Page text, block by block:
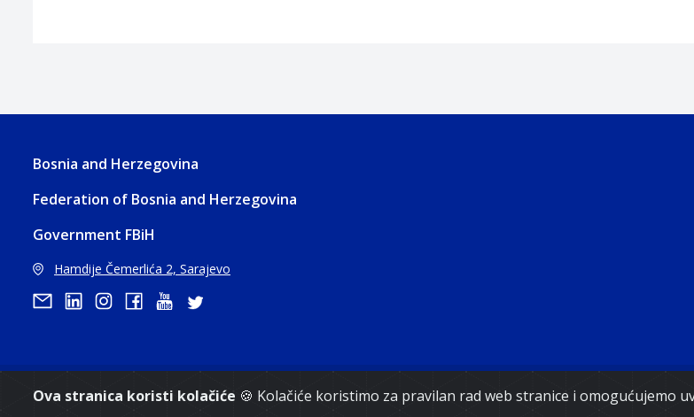
Ova stranica koristi kolačiće 🍪 Kolačiće koristimo za pravilan rad web stranice i omogućujemo
Bosnia and Herzegovina
Federation of Bosnia and Herzegovina
Government FBiH
Hamdije Čemerlića 2, Sarajevo
Copyright 2021. Government of Federation of